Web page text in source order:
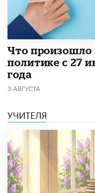
​Что произошло
политике с 27
года
3 АВГУСТА
УЧИТЕЛЯ